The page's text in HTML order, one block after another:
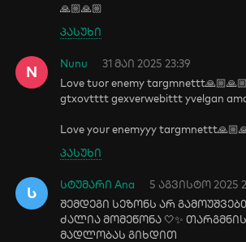
🙏🏼🙏🏼
პასუხი
N Nunu
31 მაი 2025 23:39
Love tuor enemy
gtxovtttt gexverwebittt yvelgan
Love your enemyyy
პასუხი
Ს სტუმარი Ana
5 აგვისტო 2025
შემდეგი სეზონს არ
ძალია მომეწონა 🤍✨
მადლობას გიხდით